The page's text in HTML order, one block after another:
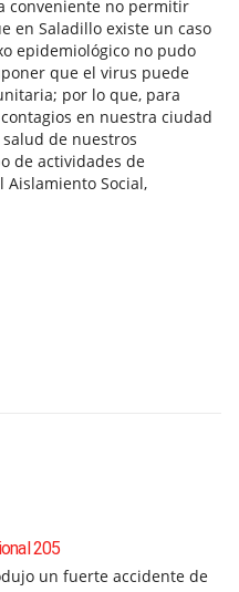
conveniente no permitir
en Saladillo existe un caso
epidemiológico no pudo
que el virus puede
por lo que, para
en nuestra ciudad
de nuestros
de actividades de
Social,
205
un fuerte accidente de